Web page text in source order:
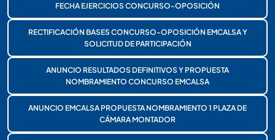
FECHA EJERCICIOS CONCURSO-OPOSICIÓN
RECTIFICACIÓN BASES CONCURSO-OPOSICIÓN EMCALSA Y
SOLICITUD DE PARTICIPACIÓN
ANUNCIO RESULTADOS DEFINITIVOS Y PROPUESTA
NOMBRAMIENTO CONCURSO EMCALSA
ANUNCIO EMCALSA PROPUESTA NOMBRAMIENTO 1 PLAZA DE
CÁMARA MONTADOR